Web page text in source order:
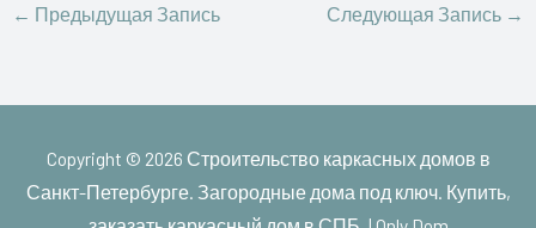
← Предыдущая Запись Следующая Запись →
Copyright © 2026 Строительство каркасных домов в
Санкт-Петербурге. Загородные дома под ключ. Купить,